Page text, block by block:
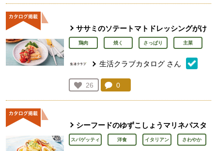
ササミのソテートマトドレッシングがけ
鶏肉 焼く さっぱり 主菜
生活クラブカタログ さん
お気に入り登録：
26
人が登録
コメント：
0
シーフードのゆずこしょうマリネパスタ
スパゲッティ 洋食 イタリアン さわやか